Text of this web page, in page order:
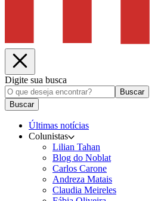
Digite sua busca
Buscar
Buscar
Últimas notícias
Colunistas
Lilian Tahan
Blog do Noblat
Carlos Carone
Andreza Matais
Claudia Meireles